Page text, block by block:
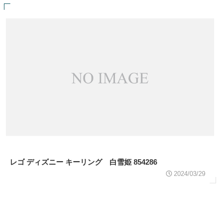
レゴ ディズニー キーリング 白雪姫 854286
2024/03/29